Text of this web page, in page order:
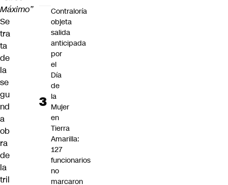
Máximo”
Se
tra
ta
de
la
se
gu
nd
a
ob
ra
de
la
tril
Contraloría
objeta
salida
anticipada
por
el
Día
de
la
Mujer
en
Tierra
Amarilla:
127
funcionarios
no
marcaron